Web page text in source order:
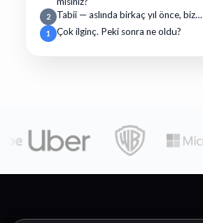
2 Tabii — aslında birkaç yıl önce, biz…
1 Çok ilginç. Peki sonra ne oldu?